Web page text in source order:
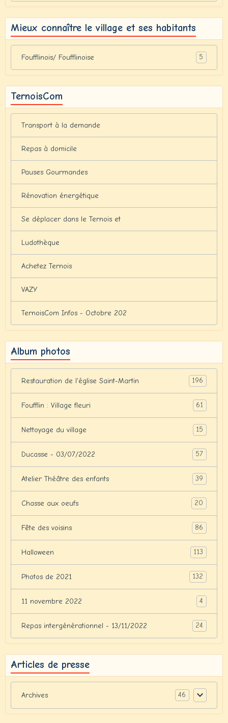
Mieux connaître le village et ses habitants
Foufflinois/ Foufflinoise 5
TernoisCom
Transport à la demande
Repas à domicile
Pauses Gourmandes
Rénovation énergétique
Se déplacer dans le Ternois et
Ludothèque
Achetez Ternois
VAZY
TernoisCom Infos - Octobre 202
Album photos
Restauration de l'église Saint-Martin 196
Foufflin : Village fleuri 61
Nettoyage du village 15
Ducasse - 03/07/2022 57
Atelier Théâtre des enfants 39
Chasse aux oeufs 20
Fête des voisins 86
Halloween 113
Photos de 2021 132
11 novembre 2022 4
Repas intergénérationnel - 13/11/2022 24
Articles de presse
Archives 46